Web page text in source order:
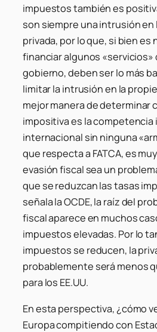
impuestos también es
son siempre una intrusión en
privada, por lo que, si bien es
financiar algunos «servicios»
gobierno, deben ser lo más
limitar la intrusión en la
mejor manera de determinar
impositiva es la competencia
internacional sin ninguna
que respecta a FATCA, es
evasión fiscal sea un
que se reduzcan las tasas
señala la OCDE, la raíz del
fiscal aparece en muchos
impuestos elevadas. Por lo
impuestos se reducen, la
probablemente será menos
para los EE.UU.
En esta perspectiva, ¿cómo
Europa compitiendo con